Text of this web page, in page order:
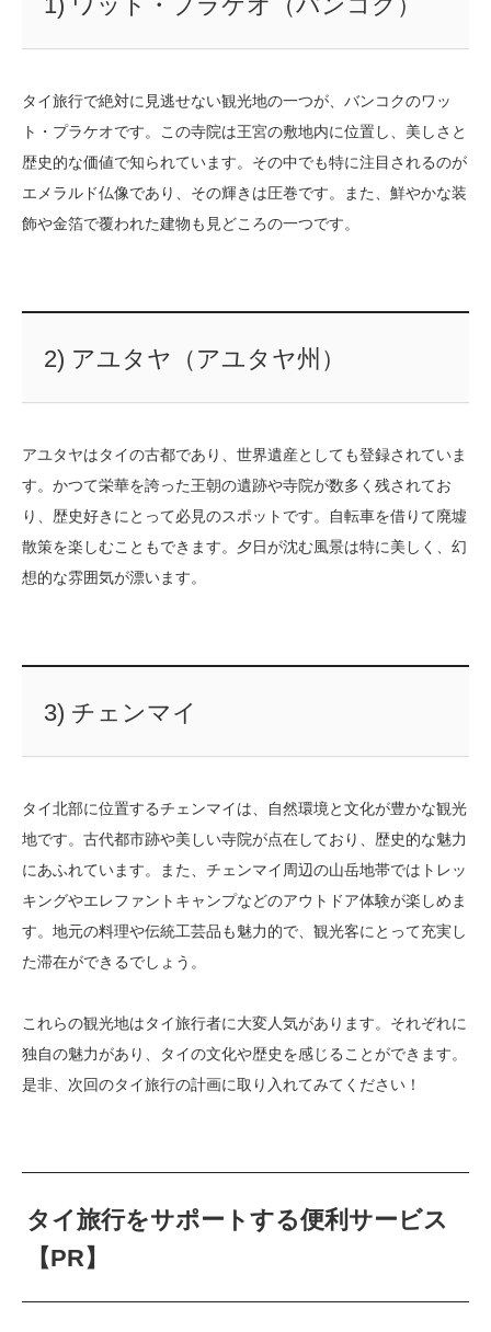
タイ旅行で絶対に見逃せない観光地の一つが、バンコクのワッ
ト・プラケオです。この寺院は王宮の敷地内に位置し、美しさと
歴史的な価値で知られています。その中でも特に注目されるのが
エメラルド仏像であり、その輝きは圧巻です。また、鮮やかな装
飾や金箔で覆われた建物も見どころの一つです。
2) アユタヤ（アユタヤ州）
アユタヤはタイの古都であり、世界遺産としても登録されていま
す。かつて栄華を誇った王朝の遺跡や寺院が数多く残されてお
り、歴史好きにとって必見のスポットです。自転車を借りて廃墟
散策を楽しむこともできます。夕日が沈む風景は特に美しく、幻
想的な雰囲気が漂います。
3) チェンマイ
タイ北部に位置するチェンマイは、自然環境と文化が豊かな観光
地です。古代都市跡や美しい寺院が点在しており、歴史的な魅力
にあふれています。また、チェンマイ周辺の山岳地帯ではトレッ
キングやエレファントキャンプなどのアウトドア体験が楽しめま
す。地元の料理や伝統工芸品も魅力的で、観光客にとって充実し
た滞在ができるでしょう。
これらの観光地はタイ旅行者に大変人気があります。それぞれに
独自の魅力があり、タイの文化や歴史を感じることができます。
是非、次回のタイ旅行の計画に取り入れてみてください！
タイ旅行をサポートする便利サービス
【PR】